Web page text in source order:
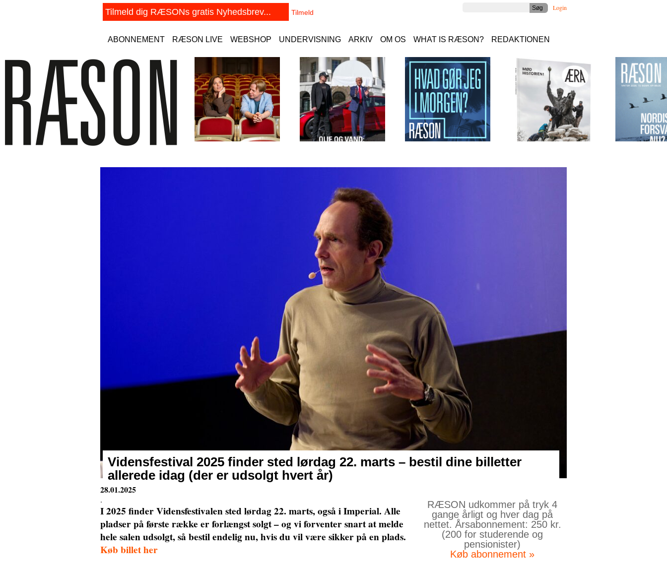
Login
ABONNEMENT RÆSON LIVE WEBSHOP UNDERVISNING ARKIV OM OS WHAT IS RÆSON? REDAKTIONEN
Vidensfestival 2025 finder sted lørdag 22. marts – bestil dine billetter
allerede idag (der er udsolgt hvert år)
28.01.2025
.
I 2025 finder Vidensfestivalen sted lørdag 22. marts, også i Imperial. Alle
pladser på første række er forlængst solgt – og vi forventer snart at melde
hele salen udsolgt, så bestil endelig nu, hvis du vil være sikker på en plads.
Køb billet her
RÆSON udkommer på tryk 4
gange årligt og hver dag på
nettet. Årsabonnement: 250 kr.
(200 for studerende og
pensionister)
Køb abonnement »